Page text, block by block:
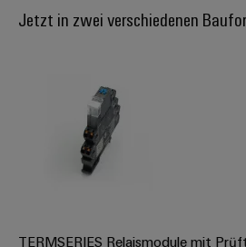
Kabelkonfektionierung
Jetzt in zwei verschiedenen
TERMSERIES Relaismodule mit